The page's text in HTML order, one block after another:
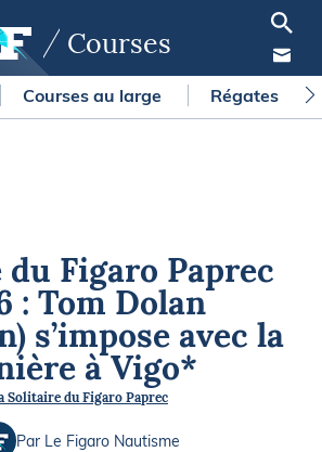
Courses
Courses au large Régates
Figaro Paprec
: Tom Dolan
s’impose avec la
à Vigo*
Solitaire du Figaro Paprec
Par Le Figaro Nautisme